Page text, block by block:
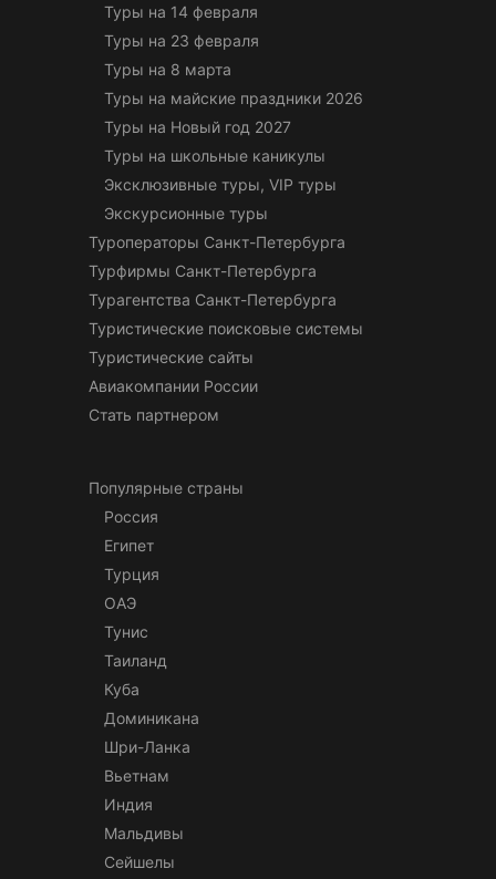
Туры на 14 февраля
Туры на 23 февраля
Туры на 8 марта
Туры на майские праздники 2026
Туры на Новый год 2027
Туры на школьные каникулы
Эксклюзивные туры, VIP туры
Экскурсионные туры
Туроператоры Санкт-Петербурга
Турфирмы Санкт-Петербурга
Турагентства Санкт-Петербурга
Туристические поисковые системы
Туристические сайты
Авиакомпании России
Стать партнером
Популярные страны
Россия
Египет
Турция
ОАЭ
Тунис
Таиланд
Куба
Доминикана
Шри-Ланка
Вьетнам
Индия
Мальдивы
Сейшелы